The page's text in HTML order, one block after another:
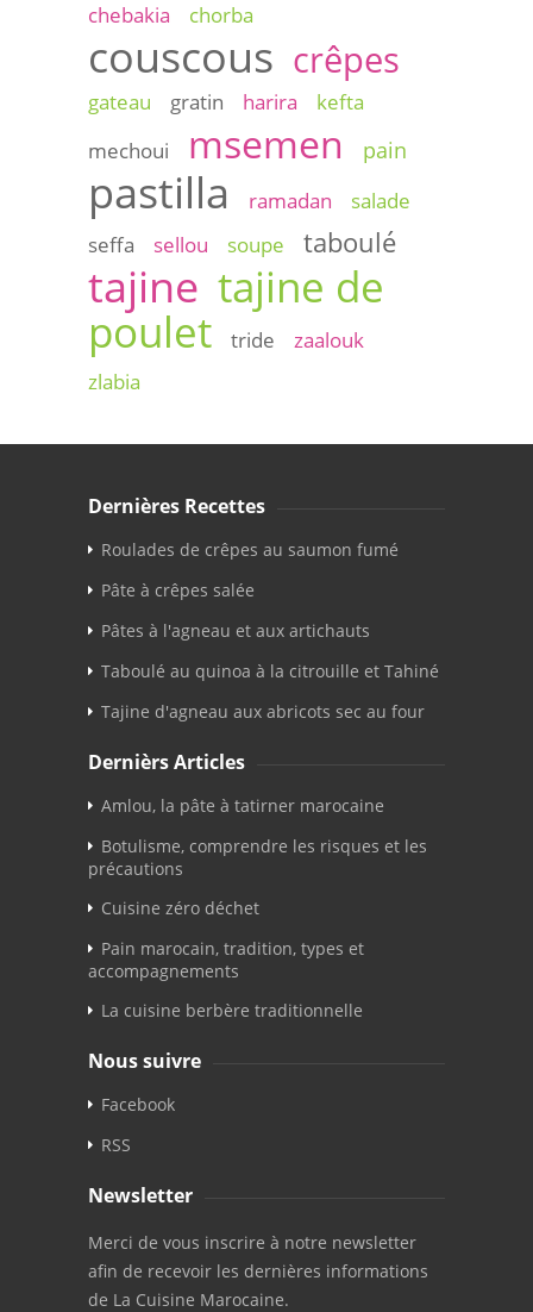
chebakia
chorba
couscous crêpes
gateau gratin harira
kefta
mechoui
msemen pain
pastilla ramadan
salade
seffa
sellou soupe taboulé
tajine tajine de
poulet
tride
zaalouk
zlabia
Dernières Recettes
Roulades de crêpes au saumon fumé
Pâte à crêpes salée
Pâtes à l'agneau et aux artichauts
Taboulé au quinoa à la citrouille et Tahiné
Tajine d'agneau aux abricots sec au four
Dernièrs Articles
Amlou, la pâte à tatirner marocaine
Botulisme, comprendre les risques et les
précautions
Cuisine zéro déchet
Pain marocain, tradition, types et
accompagnements
La cuisine berbère traditionnelle
Nous suivre
Facebook
RSS
Newsletter
Merci de vous inscrire à notre newsletter
afin de recevoir les dernières informations
de La Cuisine Marocaine.